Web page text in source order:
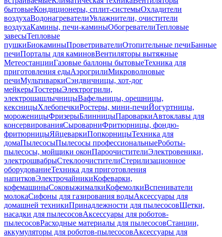
бытовыеКондиционеры, сплит-системыОхладители
воздухаВодонагревателиУвлажнители, очистители
воздухаКамины, печи-каминыОбогревателиТепловые
завесыТепловые
пушкиБиокаминыПроветривателиОтопительные печиБанные
печиПорталы для каминовВентиляторы вытяжные
МетеостанцииГазовые баллоны бытовыеТехника для
приготовления едыАэрогрилиМикроволновые
печиМультиваркиСэндвичницы, хот-дог
мейкерыТостерыЭлектрогрили,
электрошашлычницыВафельницы, орешницы,
кексницыХлебопечкиРостеры, мини-печиЙогуртницы,
мороженицыФризерыБлинницыПароваркиАвтоклавы для
консервированияСыроварниФритюрницы, фондю-
фритюрницыЯйцеваркиПопкорницыТехника для
домаПылесосыПылесосы профессиональныеРоботы-
пылесосы, мойщики оконПароочистителиЭлектровеники,
электрошвабрыСтеклоочистителиСтерилизационное
оборудованиеТехника для приготовления
напитковЭлектрочайникиКофеварки,
кофемашиныСоковыжималкиКофемолкиВспениватели
молокаСифоны для газирования водыАксессуары для
домашней техникиПринадлежности для пылесосовЩетки,
насадки для пылесосовАксессуары для роботов-
пылесосовРасходные материалы для пылесосовСтанции,
аккумуляторы для роботов-пылесосовАксессуары для